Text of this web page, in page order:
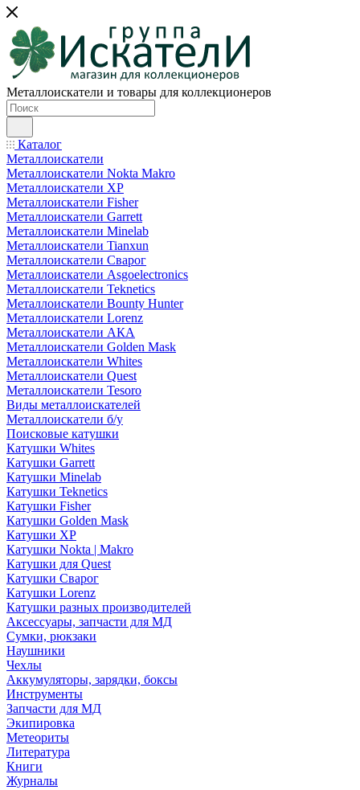
Металлоискатели и товары для коллекционеров
Каталог
Металлоискатели
Металлоискатели Nokta Makro
Металлоискатели XP
Металлоискатели Fisher
Металлоискатели Garrett
Металлоискатели Minelab
Металлоискатели Tianxun
Металлоискатели Сварог
Металлоискатели Asgoelectronics
Металлоискатели Teknetics
Металлоискатели Bounty Hunter
Металлоискатели Lorenz
Металлоискатели АКА
Металлоискатели Golden Mask
Металлоискатели Whites
Металлоискатели Quest
Металлоискатели Tesoro
Виды металлоискателей
Металлоискатели б/у
Поисковые катушки
Катушки Whites
Катушки Garrett
Катушки Minelab
Катушки Teknetics
Катушки Fisher
Катушки Golden Mask
Катушки XP
Катушки Nokta | Makro
Катушки для Quest
Катушки Сварог
Катушки Lorenz
Катушки разных производителей
Аксессуары, запчасти для МД
Сумки, рюкзаки
Наушники
Чехлы
Аккумуляторы, зарядки, боксы
Инструменты
Запчасти для МД
Экипировка
Метеориты
Литература
Книги
Журналы